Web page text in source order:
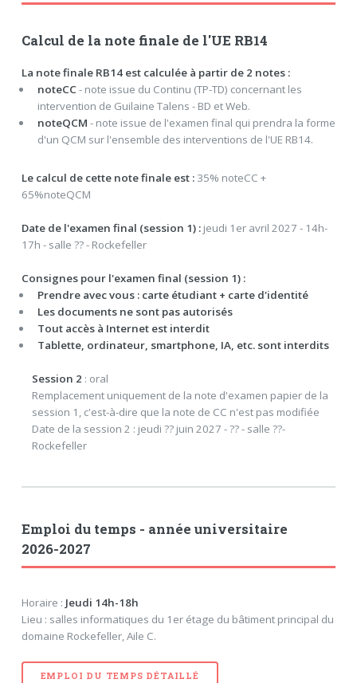
Calcul de la note finale de l'UE RB14
La note finale RB14 est calculée à partir de 2 notes :
noteCC- note issue du Continu (TP-TD) concernant les
intervention de Guilaine Talens - BD et Web.
noteQCM - note issue de l'examen final qui prendra la forme
d'un QCM sur l'ensemble des interventions de l'UE RB14.
Le calcul de cette note finale est :35% noteCC +
65%noteQCM
Date de l'examen final (session 1) :jeudi 1er avril 2027 - 14h-
17h - salle ?? - Rockefeller
Consignes pour l'examen final (session 1) :
Prendre avec vous : carte étudiant + carte d'identité
Les documents ne sont pas autorisés
Tout accès à Internet est interdit
Tablette, ordinateur, smartphone, IA, etc. sont interdits
Session 2 : oral
Remplacement uniquement de la note d'examen papier de la
session 1, c'est-à-dire que la note de CC n'est pas modifiée
Date de la session 2 : jeudi ?? juin 2027 - ?? - salle ??-
Rockefeller
Emploi du temps - année universitaire
2026-2027
Horaire : Jeudi 14h-18h
Lieu : salles informatiques du 1er étage du bâtiment principal du
domaine Rockefeller, Aile C.
EMPLOI DU TEMPS DÉTAILLÉ